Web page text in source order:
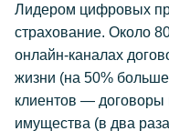
Лидером цифровых
страхование. Около
онлайн-каналах
жизни (на 50%
клиентов — договоры
имущества (в два